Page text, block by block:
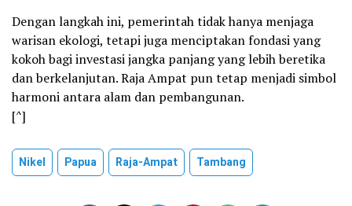
Dengan langkah ini, pemerintah tidak hanya menjaga
warisan ekologi, tetapi juga menciptakan fondasi yang
kokoh bagi investasi jangka panjang yang lebih beretika
dan berkelanjutan. Raja Ampat pun tetap menjadi simbol
harmoni antara alam dan pembangunan.
[^]
Nikel Papua Raja-Ampat Tambang